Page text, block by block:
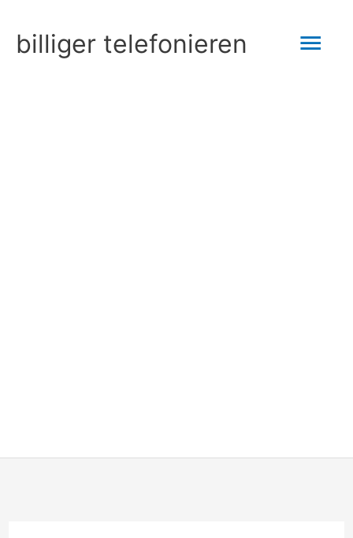
Inhalt
springen
billiger telefonieren